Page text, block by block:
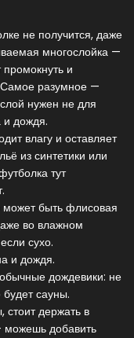
не получится, даже
многослойка —
и
Самое разумное —
нужен не для
и дождя.
влагу и оставляет
из синтетики или
тут
может быть флисовая
во влажном
сухо.
и дождя.
дождевики: не
сауны.
держать в
можешь добавить